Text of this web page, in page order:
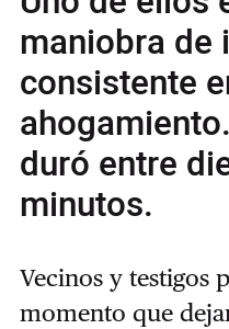
maniobra de
consistente
duró entre
minutos.
Vecinos y testigos
momento que